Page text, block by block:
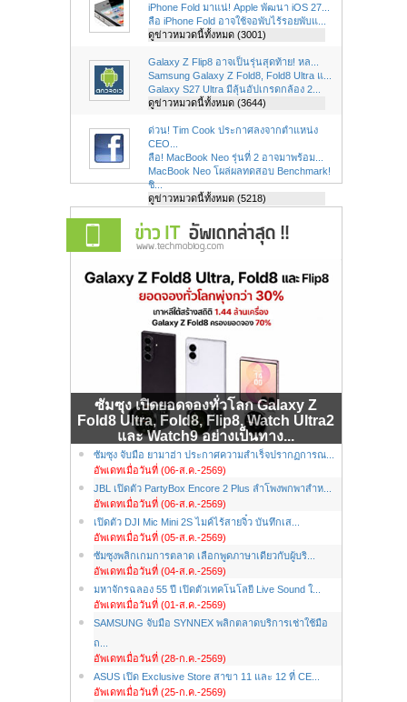
iPhone Fold มาแน่! Apple พัฒนา iOS 27...
ลือ iPhone Fold อาจใช้จอพับไร้รอยพับแ...
ดูข่าวหมวดนี้ทั้งหมด (3001)
Galaxy Z Flip8 อาจเป็นรุ่นสุดท้าย! หล...
Samsung Galaxy Z Fold8, Fold8 Ultra แ...
Galaxy S27 Ultra มีลุ้นอัปเกรดกล้อง 2...
ดูข่าวหมวดนี้ทั้งหมด (3644)
ด่วน! Tim Cook ประกาศลงจากตำแหน่ง
CEO...
ลือ! MacBook Neo รุ่นที่ 2 อาจมาพร้อม...
MacBook Neo โผล่ผลทดสอบ Benchmark!
ชิ...
ดูข่าวหมวดนี้ทั้งหมด (5218)
ซัมซุง เปิดยอดจองทั่วโลก Galaxy Z
Fold8 Ultra, Fold8, Flip8, Watch Ultra2
และ Watch9 อย่างเป็นทาง...
ซัมซุง จับมือ ยามาฮ่า ประกาศความสำเร็จปรากฏการณ...
อัพเดทเมื่อวันที่ (06-ส.ค.-2569)
JBL เปิดตัว PartyBox Encore 2 Plus ลำโพงพกพาสำห...
อัพเดทเมื่อวันที่ (06-ส.ค.-2569)
เปิดตัว DJI Mic Mini 2S ไมค์ไร้สายจิ๋ว บันทึกเส...
อัพเดทเมื่อวันที่ (05-ส.ค.-2569)
ซัมซุงพลิกเกมการตลาด เลือกพูดภาษาเดียวกับผู้บริ...
อัพเดทเมื่อวันที่ (04-ส.ค.-2569)
มหาจักรฉลอง 55 ปี เปิดตัวเทคโนโลยี Live Sound ใ...
อัพเดทเมื่อวันที่ (01-ส.ค.-2569)
SAMSUNG จับมือ SYNNEX พลิกตลาดบริการเช่าใช้มือ
ถ...
อัพเดทเมื่อวันที่ (28-ก.ค.-2569)
ASUS เปิด Exclusive Store สาขา 11 และ 12 ที่ CE...
อัพเดทเมื่อวันที่ (25-ก.ค.-2569)